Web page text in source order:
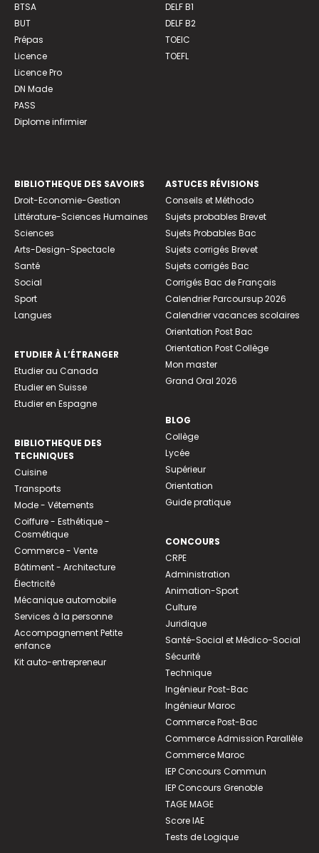
BTSA
BUT
Prépas
Licence
Licence Pro
DN Made
PASS
Diplome infirmier
DELF B1
DELF B2
TOEIC
TOEFL
BIBLIOTHEQUE DES SAVOIRS
Droit-Economie-Gestion
Littérature-Sciences Humaines
Sciences
Arts-Design-Spectacle
Santé
Social
Sport
Langues
ETUDIER À L’ÉTRANGER
Etudier au Canada
Etudier en Suisse
Etudier en Espagne
BIBLIOTHEQUE DES
TECHNIQUES
Cuisine
Transports
Mode - Vêtements
Coiffure - Esthétique -
Cosmétique
Commerce - Vente
Bâtiment - Architecture
Électricité
Mécanique automobile
Services à la personne
Accompagnement Petite
enfance
Kit auto-entrepreneur
ASTUCES RÉVISIONS
Conseils et Méthodo
Sujets probables Brevet
Sujets Probables Bac
Sujets corrigés Brevet
Sujets corrigés Bac
Corrigés Bac de Français
Calendrier Parcoursup 2026
Calendrier vacances scolaires
Orientation Post Bac
Orientation Post Collège
Mon master
Grand Oral 2026
BLOG
Collège
Lycée
Supérieur
Orientation
Guide pratique
CONCOURS
CRPE
Administration
Animation-Sport
Culture
Juridique
Santé-Social et Médico-Social
Sécurité
Technique
Ingénieur Post-Bac
Ingénieur Maroc
Commerce Post-Bac
Commerce Admission Parallèle
Commerce Maroc
IEP Concours Commun
IEP Concours Grenoble
TAGE MAGE
Score IAE
Tests de Logique